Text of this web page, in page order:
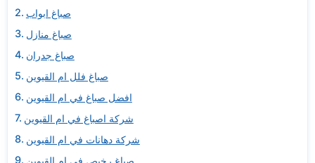
صباغ ابواب
صباغ منازل
صباغ جدران
صباغ فلل ام القيوين
افضل صباغ في ام القيوين
شركة اصباغ في ام القيوين
شركة دهانات في ام القيوين
صباغ رخيص في ام القيوين